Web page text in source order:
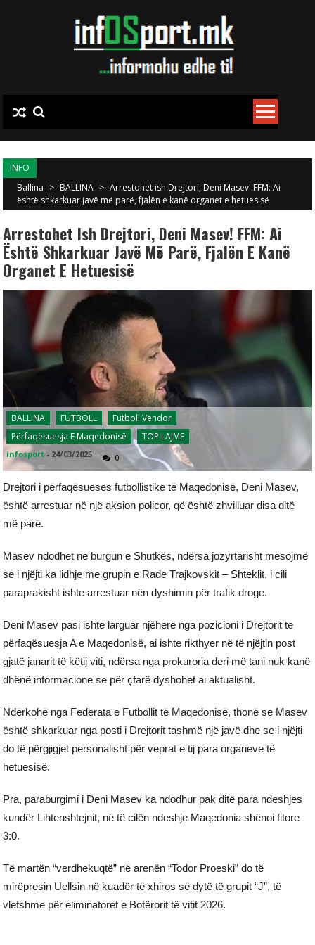
INFO
Ballina > BALLINA > Arrestohet ish Drejtori, Deni Masev! FFM: Ai
është shkarkuar javë më parë, fjalën e kanë organet e hetuesisë
Arrestohet Ish Drejtori, Deni Masev! FFM: Ai
Është Shkarkuar Javë Më Parë, Fjalën E Kanë
Organet E Hetuesisë
BALLINA FUTBOLL
Futboll Vendor
Përfaqësuesja E Maqedonisë
TOP LAJME
infosport - 24/03/2025 0
Drejtori i përfaqësueses futbollistike të Maqedonisë, Deni Masev,
është arrestuar në një aksion policor, që është zhvilluar disa ditë
më parë.
Masev ndodhet në burgun e Shutkës, ndërsa jozyrtarisht mësojmë
se i njëjti ka lidhje me grupin e Rade Trajkovskit – Shteklit, i cili
paraprakisht ishte arrestuar nën dyshimin për trafik droge.
Deni Masev pasi ishte larguar njëherë nga pozicioni i Drejtorit te
përfaqësuesja A e Maqedonisë, ai ishte rikthyer në të njëjtin post
gjatë janarit të këtij viti, ndërsa nga prokuroria deri më tani nuk kanë
dhënë informacione se për çfarë dyshohet ai aktualisht.
Ndërkohë nga Federata e Futbollit të Maqedonisë, thonë se Masev
është shkarkuar nga posti i Drejtorit tashmë një javë dhe se i njëjti
do të përgjigjet personalisht për veprat e tij para organeve të
hetuesisë.
Pra, paraburgimi i Deni Masev ka ndodhur pak ditë para ndeshjes
kundër Lihtenshtejnit, në të cilën ndeshje Maqedonia shënoi fitore
3:0.
Të martën “verdhekuqtë” në arenën “Todor Proeski” do të
mirëpresin Uellsin në kuadër të xhiros së dytë të grupit “J”, të
vlefshme për eliminatoret e Botërorit të vitit 2026.